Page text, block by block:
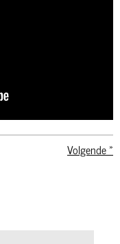
Volgende»